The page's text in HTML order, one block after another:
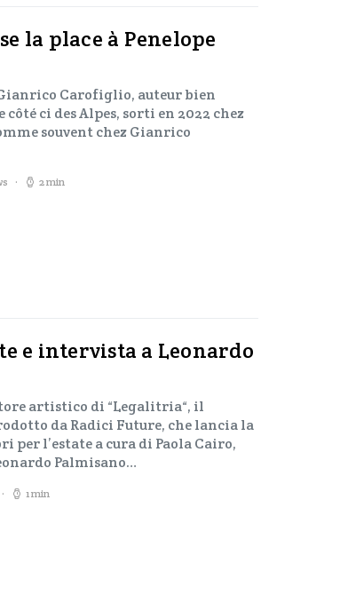
la place à Penelope
Carofiglio, auteur bien
ci des Alpes, sorti en 2022 chez
souvent chez Gianrico
2 min
e intervista a Leonardo
artistico di “Legalitria“, il
da Radici Future, che lancia la
l’estate a cura di Paola Cairo,
Palmisano…
1 min